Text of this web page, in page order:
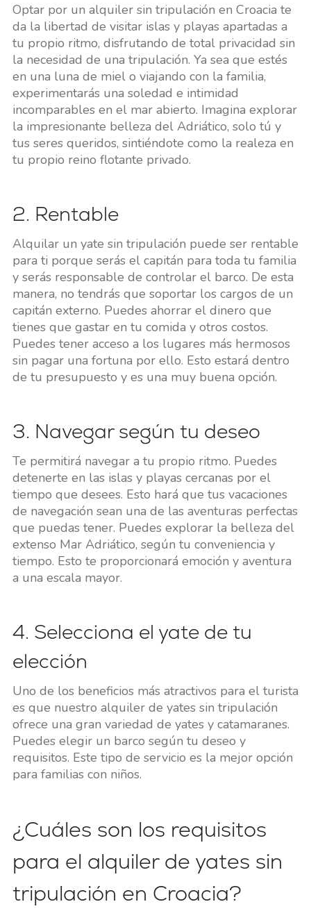
Optar por un alquiler sin tripulación en Croacia te
da la libertad de visitar islas y playas apartadas a
tu propio ritmo, disfrutando de total privacidad sin
la necesidad de una tripulación. Ya sea que estés
en una luna de miel o viajando con la familia,
experimentarás una soledad e intimidad
incomparables en el mar abierto. Imagina explorar
la impresionante belleza del Adriático, solo tú y
tus seres queridos, sintiéndote como la realeza en
tu propio reino flotante privado.
2. Rentable
Alquilar un yate sin tripulación puede ser rentable
para ti porque serás el capitán para toda tu familia
y serás responsable de controlar el barco. De esta
manera, no tendrás que soportar los cargos de un
capitán externo. Puedes ahorrar el dinero que
tienes que gastar en tu comida y otros costos.
Puedes tener acceso a los lugares más hermosos
sin pagar una fortuna por ello. Esto estará dentro
de tu presupuesto y es una muy buena opción.
3. Navegar según tu deseo
Te permitirá navegar a tu propio ritmo. Puedes
detenerte en las islas y playas cercanas por el
tiempo que desees. Esto hará que tus vacaciones
de navegación sean una de las aventuras perfectas
que puedas tener. Puedes explorar la belleza del
extenso Mar Adriático, según tu conveniencia y
tiempo. Esto te proporcionará emoción y aventura
a una escala mayor.
4. Selecciona el yate de tu
elección
Uno de los beneficios más atractivos para el turista
es que nuestro alquiler de yates sin tripulación
ofrece una gran variedad de yates y catamaranes.
Puedes elegir un barco según tu deseo y
requisitos. Este tipo de servicio es la mejor opción
para familias con niños.
¿Cuáles son los requisitos
para el alquiler de yates sin
tripulación en Croacia?